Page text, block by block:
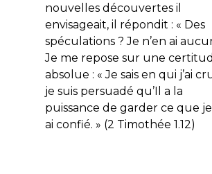
nouvelles découvertes il
envisageait, il répondit : « Des
spéculations ? Je n’en ai
Je me repose sur une
absolue : «Je sais en qui j’ai
je suis persuadé qu’Il a la
puissance de garder ce que
ai confié. » (2 Timothée 1.12)